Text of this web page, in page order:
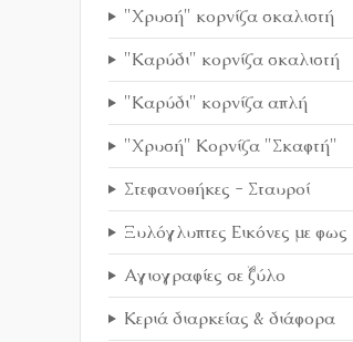
"Χρυσή" κορνίζα σκαλιστή
"Καρύδι" κορνίζα σκαλιστή
"Καρύδι" κορνίζα απλή
"Χρυσή" Κορνίζα "Σκαφτή"
Στεφανοθήκες - Σταυροί
Ξυλόγλυπτες Εικόνες με φως
Αγιογραφίες σε ξύλο
Κεριά διαρκείας & διάφορα